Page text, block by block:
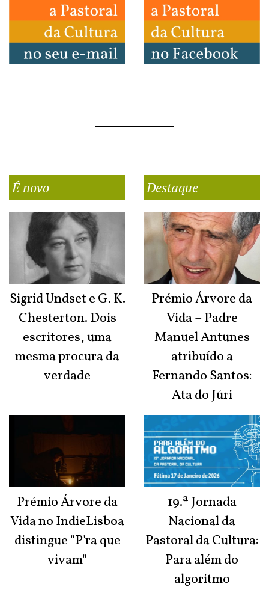
É novo
Sigrid Undset e G. K.
Chesterton. Dois
escritores, uma
mesma procura da
verdade
Prémio Árvore da
Vida no IndieLisboa
distingue "P'ra que
vivam"
Destaque
Prémio Árvore da
Vida – Padre
Manuel Antunes
atribuído a
Fernando Santos:
Ata do Júri
19.ª Jornada
Nacional da
Pastoral da Cultura:
Para além do
algoritmo